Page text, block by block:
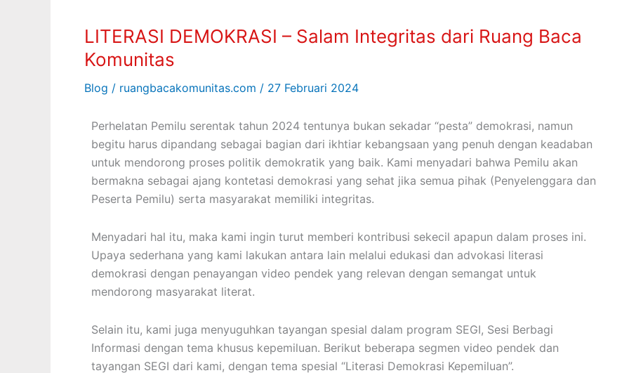
LITERASI DEMOKRASI – Salam Integritas dari Ruang Baca
Komunitas
Blog / ruangbacakomunitas.com / 27 Februari 2024
Perhelatan Pemilu serentak tahun 2024 tentunya bukan sekadar “pesta” demokrasi, namun
begitu harus dipandang sebagai bagian dari ikhtiar kebangsaan yang penuh dengan keadaban
untuk mendorong proses politik demokratik yang baik. Kami menyadari bahwa Pemilu akan
bermakna sebagai ajang kontetasi demokrasi yang sehat jika semua pihak (Penyelenggara dan
Peserta Pemilu) serta masyarakat memiliki integritas.
Menyadari hal itu, maka kami ingin turut memberi kontribusi sekecil apapun dalam proses ini.
Upaya sederhana yang kami lakukan antara lain melalui edukasi dan advokasi literasi
demokrasi dengan penayangan video pendek yang relevan dengan semangat untuk
mendorong masyarakat literat.
Selain itu, kami juga menyuguhkan tayangan spesial dalam program SEGI, Sesi Berbagi
Informasi dengan tema khusus kepemiluan. Berikut beberapa segmen video pendek dan
tayangan SEGI dari kami, dengan tema spesial “Literasi Demokrasi Kepemiluan”.
Salam
Integritas
dari
Baca
Komunitas